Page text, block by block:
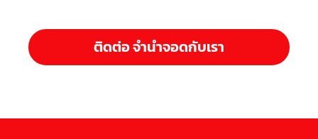
ติดต่อ จำนำจอดกับเรา